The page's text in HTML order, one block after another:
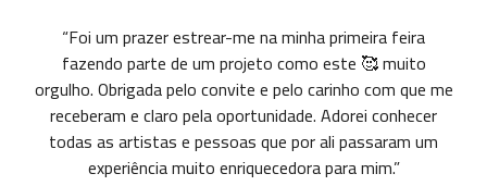
“Foi um prazer estrear-me na minha primeira feira
fazendo parte de um projeto como este 🥰 muito
orgulho. Obrigada pelo convite e pelo carinho com que me
receberam e claro pela oportunidade. Adorei conhecer
todas as artistas e pessoas que por ali passaram um
experiência muito enriquecedora para mim.”